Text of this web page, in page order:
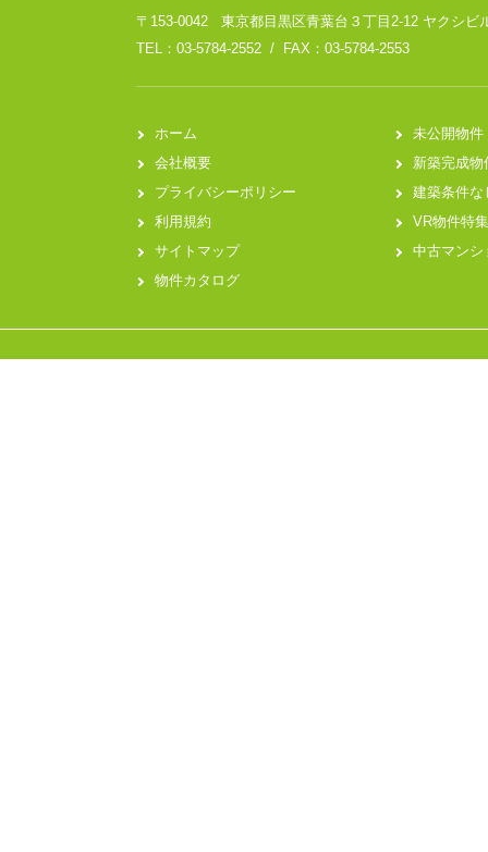
〒153-0042 東京都目黒区青葉台３丁目2-12 ヤクシビ
TEL：03-5784-2552 / FAX：03-5784-2553
ホーム
会社概要
プライバシーポリシー
利用規約
サイトマップ
物件カタログ
未公開物件
新築完成物
建築条件な
VR物件特集
中古マンシ